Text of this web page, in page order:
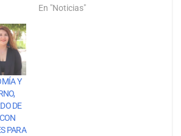
En "Noticias"
Y
DE
PARA